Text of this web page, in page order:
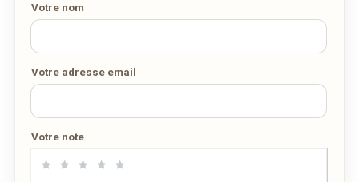
Votre nom
Votre adresse email
Votre note